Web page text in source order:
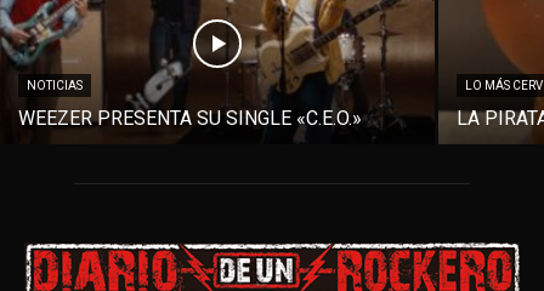
NOTICIAS
WEEZER PRESENTA SU SINGLE «C.E.O.»
LO MÁS
LA